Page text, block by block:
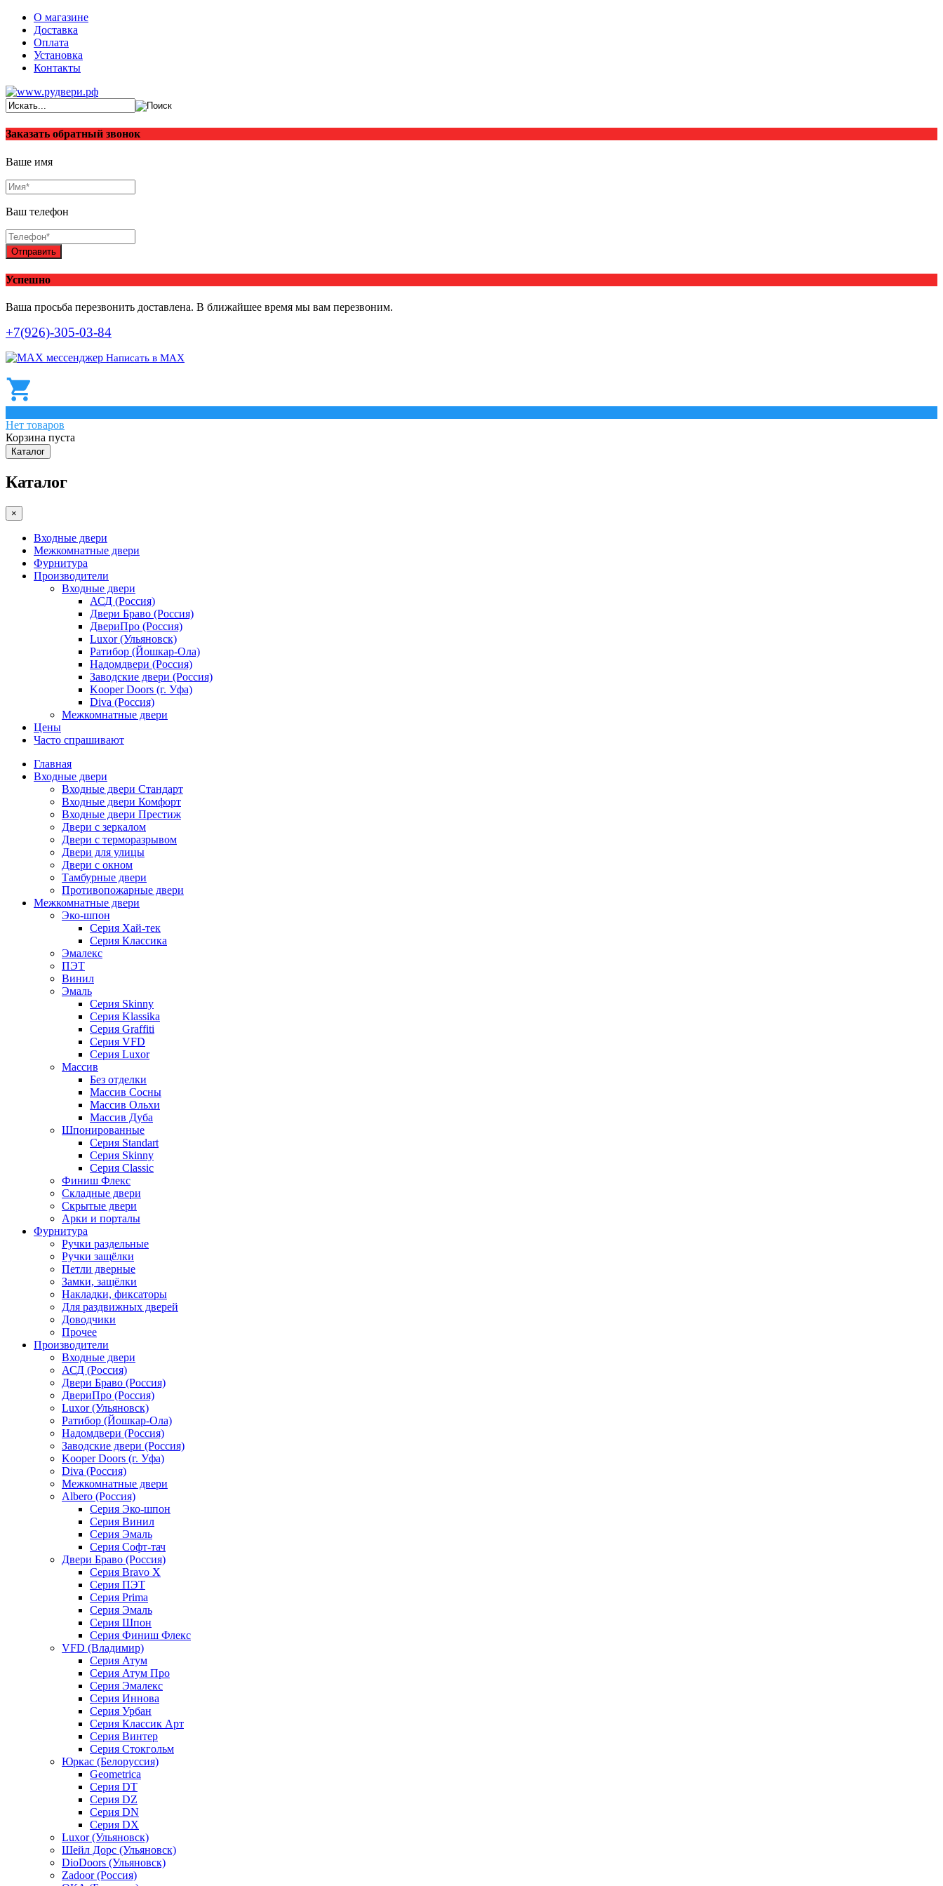
О магазине
Доставка
Оплата
Установка
Контакты
Заказать обратный звонок
Ваше имя
Ваш телефон
Отправить
Успешно
Ваша просьба перезвонить доставлена. В ближайшее время мы вам перезвоним.
+7(926)-305-03-84
Написать в МАХ
Нет товаров
Корзина пуста
Каталог
Каталог
×
Входные двери
Межкомнатные двери
Фурнитура
Производители
Входные двери
АСД (Россия)
Двери Браво (Россия)
ДвериПро (Россия)
Luxor (Ульяновск)
Ратибор (Йошкар-Ола)
Надомдвери (Россия)
Заводские двери (Россия)
Kooper Doors (г. Уфа)
Diva (Россия)
Межкомнатные двери
Цены
Часто спрашивают
Главная
Входные двери
Входные двери Стандарт
Входные двери Комфорт
Входные двери Престиж
Двери с зеркалом
Двери с терморазрывом
Двери для улицы
Двери с окном
Тамбурные двери
Противопожарные двери
Межкомнатные двери
Эко-шпон
Серия Хай-тек
Серия Классика
Эмалекс
ПЭТ
Винил
Эмаль
Серия Skinny
Серия Klassika
Серия Graffiti
Серия VFD
Серия Luxor
Массив
Без отделки
Массив Сосны
Массив Ольхи
Массив Дуба
Шпонированные
Серия Standart
Серия Skinny
Серия Classic
Финиш Флекс
Складные двери
Скрытые двери
Арки и порталы
Фурнитура
Ручки раздельные
Ручки защёлки
Петли дверные
Замки, защёлки
Накладки, фиксаторы
Для раздвижных дверей
Доводчики
Прочее
Производители
Входные двери
АСД (Россия)
Двери Браво (Россия)
ДвериПро (Россия)
Luxor (Ульяновск)
Ратибор (Йошкар-Ола)
Надомдвери (Россия)
Заводские двери (Россия)
Kooper Doors (г. Уфа)
Diva (Россия)
Межкомнатные двери
Albero (Россия)
Серия Эко-шпон
Серия Винил
Серия Эмаль
Серия Софт-тач
Двери Браво (Россия)
Серия Bravo X
Серия ПЭТ
Серия Prima
Серия Эмаль
Серия Шпон
Серия Финиш Флекс
VFD (Владимир)
Серия Атум
Серия Атум Про
Серия Эмалекс
Серия Иннова
Серия Урбан
Серия Классик Арт
Серия Винтер
Серия Стокгольм
Юркас (Белоруссия)
Geometrica
Серия DT
Серия DZ
Серия DN
Серия DX
Luxor (Ульяновск)
Шейл Дорс (Ульяновск)
DioDoors (Ульяновск)
Zadoor (Россия)